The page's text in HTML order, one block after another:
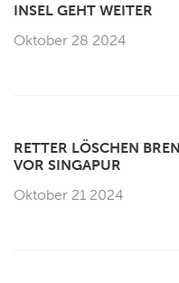
INSEL GEHT WEITER
Oktober 28 2024
RETTER LÖSCHEN
VOR SINGAPUR
Oktober 21 2024